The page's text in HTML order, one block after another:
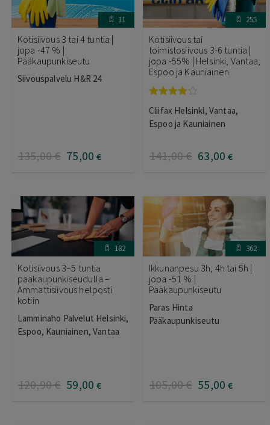
11
Kotisiivous 3 tai 4 tuntia |
jopa -47 % |
Pääkaupunkiseutu
Siivouspalvelu H&R 24
135,00€ 75,00 €
255
Kotisiivous tai
toimistosiivous 3-6 tuntia |
jopa -55% | Helsinki, Vantaa,
Espoo ja Kauniainen
tuotteesta:
4.00/ 5
Cliifax Helsinki, Vantaa,
Espoo ja Kauniainen
141,00€ 63,00 €
182
Kotisiivous 3–5 tuntia
pääkaupunkiseudulla –
Ammattisiivous helposti
kotiin
Lamminaho Palvelut Helsinki,
Espoo, Kauniainen, Vantaa
120,90€ 59,00 €
362
Ikkunanpesu 3h, 4h tai 5h |
jopa -51 % |
Pääkaupunkiseutu
Paras Hinta
Pääkaupunkiseutu
105,00€ 55,00 €